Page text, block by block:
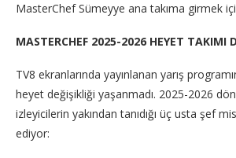
MasterChef Sümeyye ana takıma girmek
MASTERCHEF 2025-2026 HEYET TAKIMI
TV8 ekranlarında yayınlanan yarış
heyet değişikliği yaşanmadı. 2025-2026
izleyicilerin yakından tanıdığı üç usta şef
ediyor: